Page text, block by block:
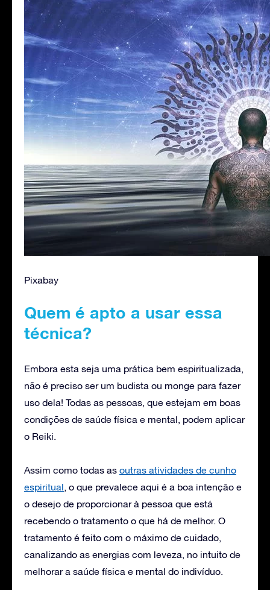
Pixabay
Quem é apto a usar essa
técnica?
Embora esta seja uma prática bem espiritualizada,
não é preciso ser um budista ou monge para fazer
uso dela! Todas as pessoas, que estejam em boas
condições de saúde física e mental, podem aplicar
o Reiki.
Assim como todas as outras atividades de cunho
espiritual, o que prevalece aqui é a boa intenção e
o desejo de proporcionar à pessoa que está
recebendo o tratamento o que há de melhor. O
tratamento é feito com o máximo de cuidado,
canalizando as energias com leveza, no intuito de
melhorar a saúde física e mental do indivíduo.